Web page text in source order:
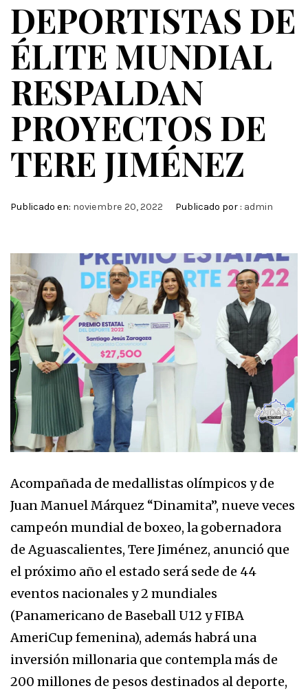
DEPORTISTAS DE
ÉLITE MUNDIAL
RESPALDAN
PROYECTOS DE
TERE JIMÉNEZ
Publicado en: noviembre 20, 2022 Publicado por : admin
Acompañada de medallistas olímpicos y de
Juan Manuel Márquez “Dinamita”, nueve veces
campeón mundial de boxeo, la gobernadora
de Aguascalientes, Tere Jiménez, anunció que
el próximo año el estado será sede de 44
eventos nacionales y 2 mundiales
(Panamericano de Baseball U12 y FIBA
AmeriCup femenina), además habrá una
inversión millonaria que contempla más de
200 millones de pesos destinados al deporte,